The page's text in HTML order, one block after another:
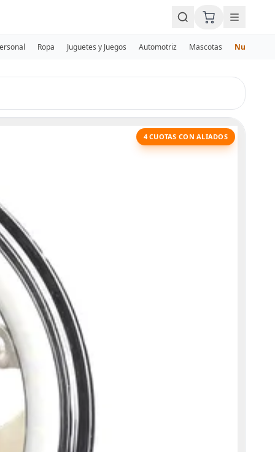
Ropa Juguetes y Juegos Automotriz Mascotas Nuevos
4 CUOTAS CON ALIADOS